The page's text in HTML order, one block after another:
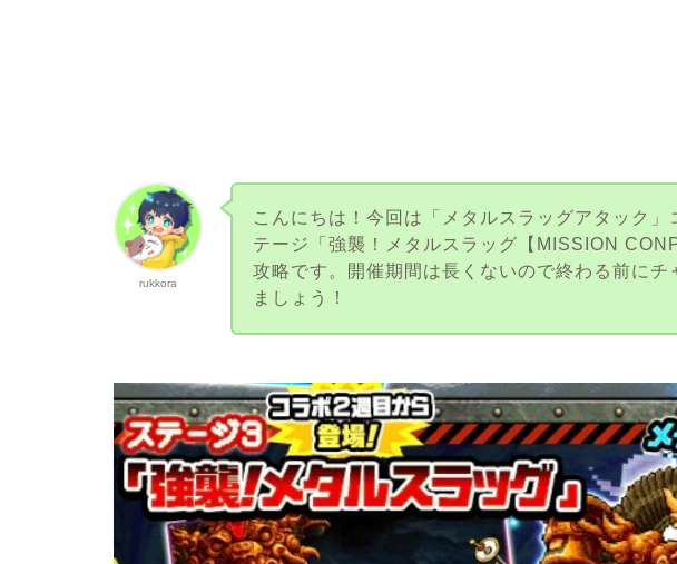
rukkora
こんにちは！今回は「メタルスラッグアタック」
テージ「強襲！メタルスラッグ【MISSION
攻略です。開催期間は長くないので終わる前にチ
ましょう！